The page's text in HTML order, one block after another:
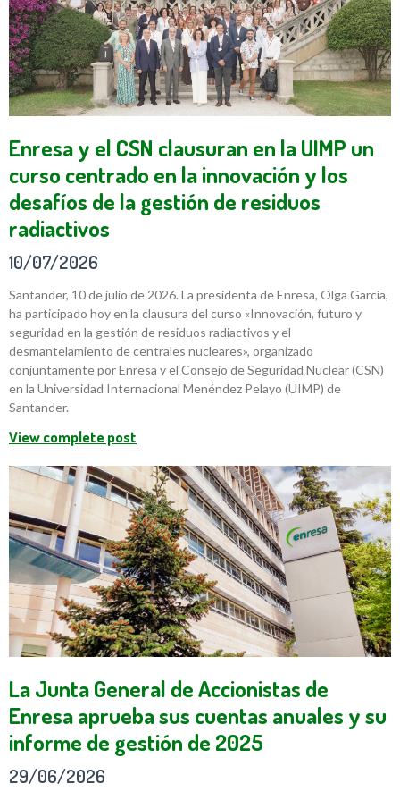
Enresa y el CSN clausuran en la UIMP un
curso centrado en la innovación y los
desafíos de la gestión de residuos
radiactivos
10/07/2026
Santander, 10 de julio de 2026. La presidenta de Enresa, Olga García,
ha participado hoy en la clausura del curso «Innovación, futuro y
seguridad en la gestión de residuos radiactivos y el
desmantelamiento de centrales nucleares», organizado
conjuntamente por Enresa y el Consejo de Seguridad Nuclear (CSN)
en la Universidad Internacional Menéndez Pelayo (UIMP) de
Santander.
View complete post
La Junta General de Accionistas de
Enresa aprueba sus cuentas anuales y su
informe de gestión de 2025
29/06/2026